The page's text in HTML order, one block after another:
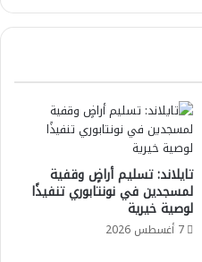
تايلاند: تسليم أراضٍ وقفية
لمسجدين في نونتابوري تنفيذًا
لوصية خيرية
7 أغسطس 2026